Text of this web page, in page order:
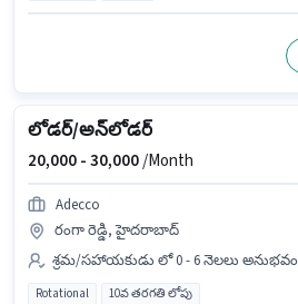
లోడర్/అన్‌లోడర్
20,000 -30,000/Month
Adecco
రంగా రెడ్డి, హైదరాబాద్
శ్రమ/సహాయకుడు లో 0 - 6 నెలలు అనుభవం
Rotational 10వ తరగతి లోపు